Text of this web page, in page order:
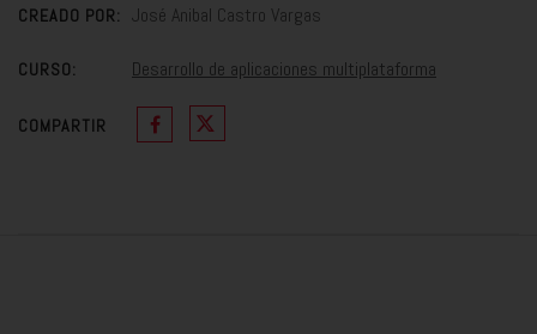
CREADO POR: José Anibal Castro Vargas
CURSO: Desarrollo de aplicaciones multiplataforma
COMPARTIR